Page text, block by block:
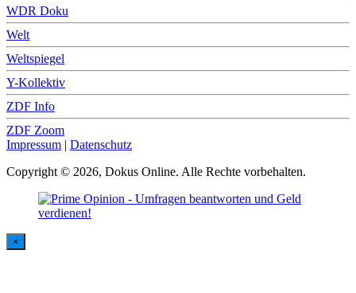
WDR Doku
Welt
Weltspiegel
Y-Kollektiv
ZDF Info
ZDF Zoom
Impressum | Datenschutz
Copyright © 2026, Dokus Online. Alle Rechte vorbehalten.
×